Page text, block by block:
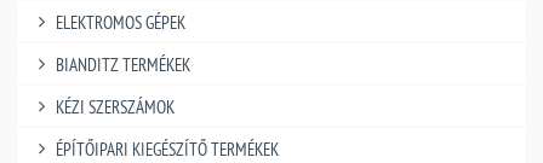
ELEKTROMOS GÉPEK
BIANDITZ TERMÉKEK
KÉZI SZERSZÁMOK
ÉPÍTŐIPARI KIEGÉSZÍTŐ TERMÉKEK